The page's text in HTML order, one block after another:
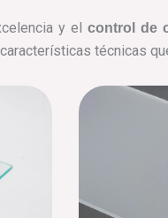
y el control de
técnicas